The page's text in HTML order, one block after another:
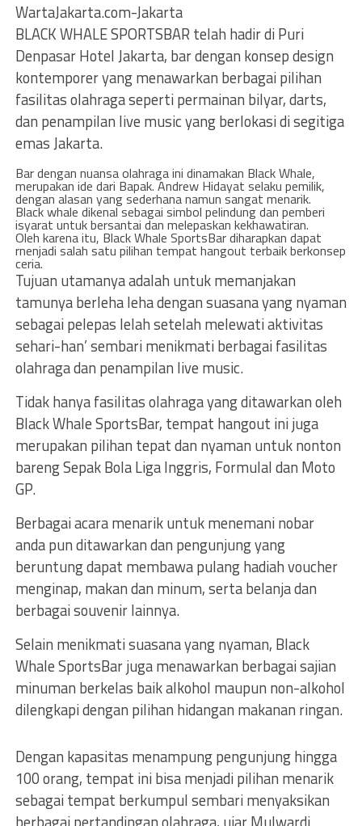
WartaJakarta.com-Jakarta
BLACK WHALE SPORTSBAR telah hadir di Puri
Denpasar Hotel Jakarta, bar dengan konsep design
kontemporer yang menawarkan berbagai pilihan
fasilitas olahraga seperti permainan bilyar, darts,
dan penampilan live music yang berlokasi di segitiga
emas Jakarta.
Bar dengan nuansa olahraga ini dinamakan Black Whale,
merupakan ide dari Bapak. Andrew Hidayat selaku pemilik,
dengan alasan yang sederhana namun sangat menarik.
Black whale dikenal sebagai simbol pelindung dan pemberi
isyarat untuk bersantai dan melepaskan kekhawatiran.
Oleh karena itu, Black Whale SportsBar diharapkan dapat
rnenjadi salah satu pilihan tempat hangout terbaik berkonsep
ceria.
Tujuan utamanya adalah untuk memanjakan
tamunya berleha leha dengan suasana yang nyaman
sebagai pelepas lelah setelah melewati aktivitas
sehari-han’ sembari menikmati berbagai fasilitas
olahraga dan penampilan live music.
Tidak hanya fasilitas olahraga yang ditawarkan oleh
Black Whale SportsBar, tempat hangout ini juga
merupakan pilihan tepat dan nyaman untuk nonton
bareng Sepak Bola Liga Inggris, Formulal dan Moto
GP.
Berbagai acara menarik untuk menemani nobar
anda pun ditawarkan dan pengunjung yang
beruntung dapat membawa pulang hadiah voucher
menginap, makan dan minum, serta belanja dan
berbagai souvenir Iainnya.
Selain menikmati suasana yang nyaman, Black
Whale SportsBar juga menawarkan berbagai sajian
minuman berkelas baik alkohol maupun non-alkohol
dilengkapi dengan pilihan hidangan makanan ringan.
Dengan kapasitas menampung pengunjung hingga
100 orang, tempat ini bisa menjadi pilihan menarik
sebagai tempat berkumpul sembari menyaksikan